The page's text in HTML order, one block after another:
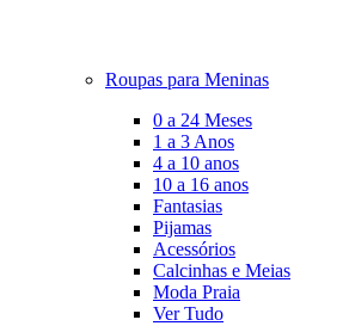
Roupas para Meninas
0 a 24 Meses
1 a 3 Anos
4 a 10 anos
10 a 16 anos
Fantasias
Pijamas
Acessórios
Calcinhas e Meias
Moda Praia
Ver Tudo